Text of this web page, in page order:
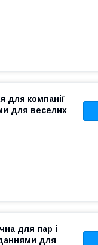
для компанії
для веселих
для пар і
для